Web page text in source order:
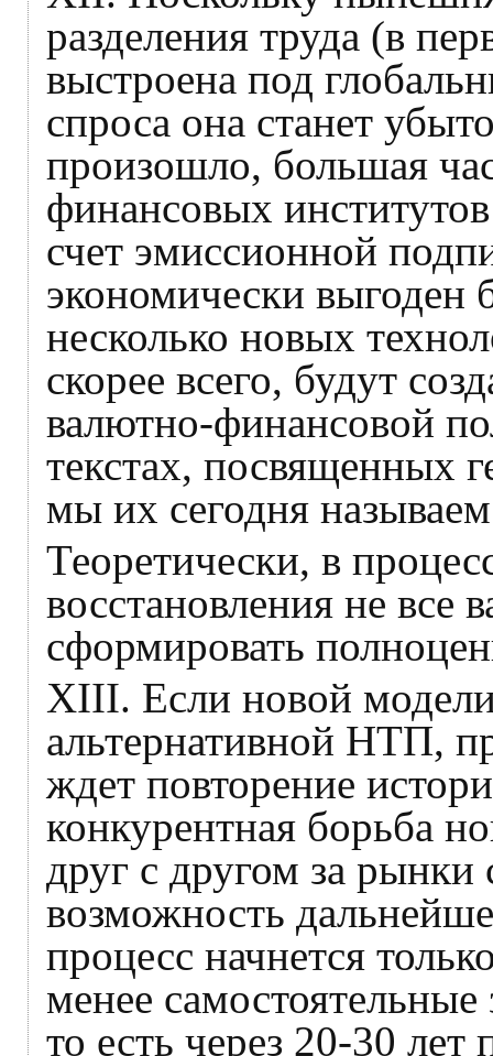
разделения труда (в
выстроена под
спроса она станет
произошло, большая
финансовых
счет эмиссионной
экономически выгоден
несколько новых
скорее всего, будут
валютно-финансовой
текстах, посвященных
мы их сегодня
Теоретически, в
восстановления не все
сформировать
XIII. Если новой
альтернативной НТП,
ждет повторение
конкурентная борьба
друг с другом за рынки
возможность
процесс начнется
менее
то есть через 20-30